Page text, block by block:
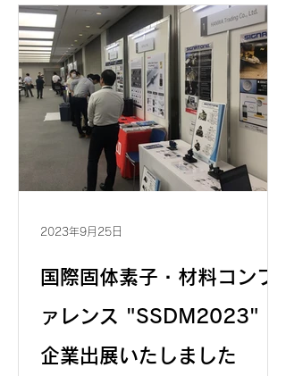
NANOTS2023の商業展示に参加いた
しました。弊社は今後も、シンポジウ
ムの主題である、材料・デバイスのテ
スティング技術に貢献できるよう、尽
力...
国際固体素子・材料コンフ
ァレンス "SSDM2023" に
企業出展いたしました
2023年9月25日